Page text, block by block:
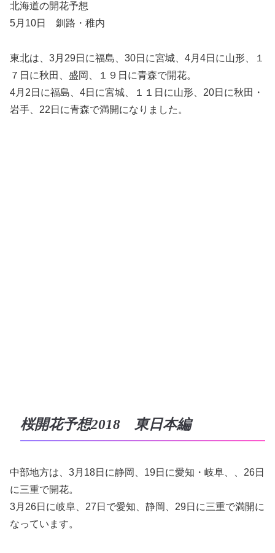
北海道の開花予想
5月10日 釧路・稚内
東北は、3月29日に福島、30日に宮城、4月4日に山形、１
７日に秋田、盛岡、１９日に青森で開花。
4月2日に福島、4日に宮城、１１日に山形、20日に秋田・
岩手、22日に青森で満開になりました。
桜開花予想2018 東日本編
中部地方は、3月18日に静岡、19日に愛知・岐阜、、26日
に三重で開花。
3月26日に岐阜、27日で愛知、静岡、29日に三重で満開に
なっています。